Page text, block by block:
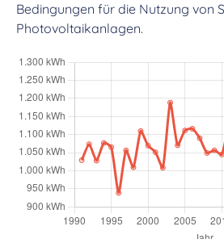
Bedingungen für die Nutzung von
Photovoltaikanlagen.